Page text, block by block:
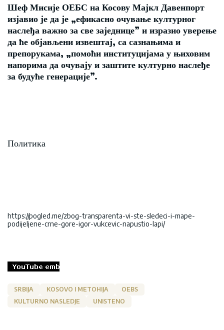
Шеф Мисије ОЕБС на Косову Мајкл Давенпорт
изјавио је да је „ефикасно очување културног
наслеђа важно за све заједнице” и изразио уверење
да ће објављени извештај, са сазнањима и
препорукама, „помоћи институцијама у њиховим
напорима да очувају и заштите културно наслеђе
за будуће генерације”.
Политика
https://pogled.me/zbog-transparenta-vi-ste-sledeci-i-mape-
podijeljene-crne-gore-igor-vukcevic-napustio-lapi/
SRBIJA KOSOVO I METOHIJA
OEBS
KULTURNO NASLEDJE
UNISTENO